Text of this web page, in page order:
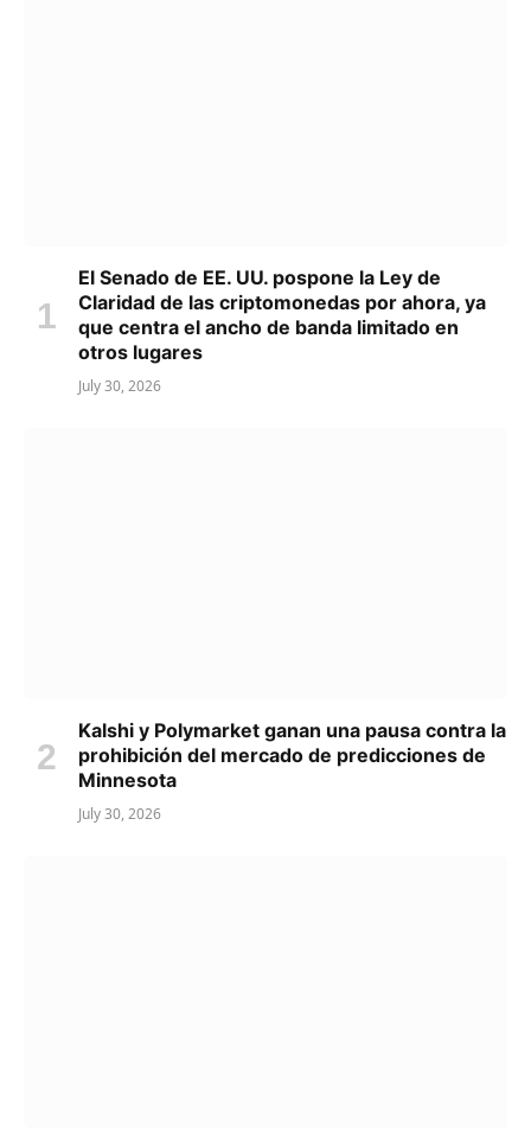
El Senado de EE. UU. pospone la Ley de
Claridad de las criptomonedas por ahora, ya
que centra el ancho de banda limitado en
otros lugares
July 30, 2026
Kalshi y Polymarket ganan una pausa contra la
prohibición del mercado de predicciones de
Minnesota
July 30, 2026